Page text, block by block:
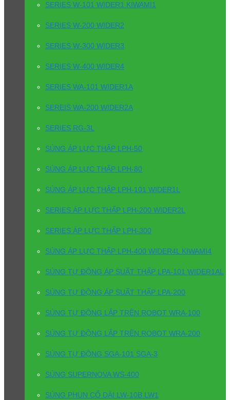
SERIES W-101 WIDER1 KIWAMI1
SERIES W-200 WIDER2
SERIES W-300 WIDER3
SERIES W-400 WIDER4
SERIES WA-101 WIDER1A
SEREIS WA-200 WIDER2A
SERIES RG-3L
SÚNG ÁP LỰC THẤP LPH-50
SÚNG ÁP LỰC THẤP LPH-80
SÚNG ÁP LỰC THẤP LPH-101 WIDER1L
SERIES ÁP LỰC THẤP LPH-200 WIDER2L
SERIES ÁP LỰC THẤP LPH-300
SÚNG ÁP LỰC THẤP LPH-400 WIDER4L KIWAMI4
SÚNG TỰ ĐỘNG ÁP SUẤT THẤP LPA-101 WIDER1AL
SÚNG TỰ ĐỘNG ÁP SUẤT THẤP LPA-200
SÚNG TỰ ĐỘNG LẮP TRÊN ROBOT WRA-100
SÚNG TỰ ĐỘNG LẮP TRÊN ROBOT WRA-200
SÚNG TỰ ĐỘNG SGA-101 SGA-3
SÚNG SUPERNOVA WS-400
SÚNG PHUN CỔ DÀI LW-10B LW1